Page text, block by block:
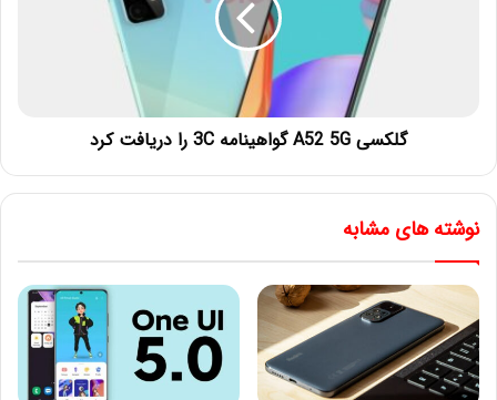
گلکسی A52 5G گواهینامه 3C را دریافت کرد
نوشته های مشابه